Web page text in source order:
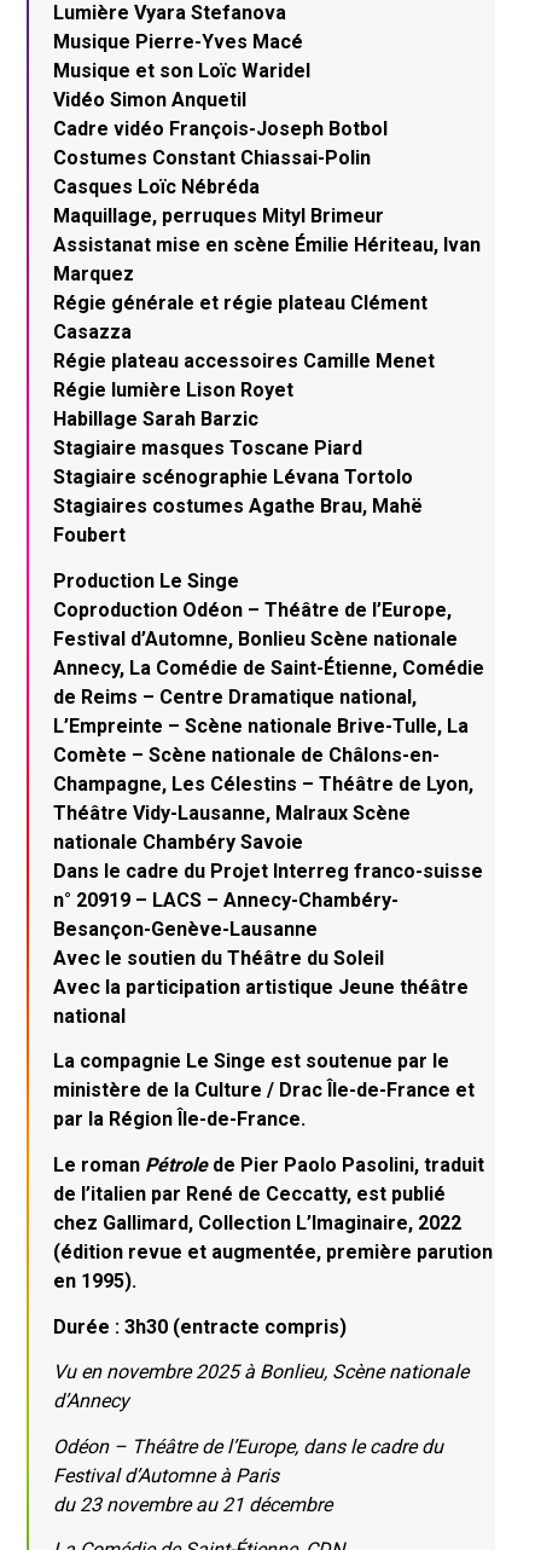
Lumière Vyara Stefanova
Musique Pierre-Yves Macé
Musique et son Loïc Waridel
Vidéo Simon Anquetil
Cadre vidéo François-Joseph Botbol
Costumes Constant Chiassai-Polin
Casques Loïc Nébréda
Maquillage, perruques Mityl Brimeur
Assistanat mise en scène Émilie Hériteau, Ivan
Marquez
Régie générale et régie plateau Clément
Casazza
Régie plateau accessoires Camille Menet
Régie lumière Lison Royet
Habillage Sarah Barzic
Stagiaire masques Toscane Piard
Stagiaire scénographie Lévana Tortolo
Stagiaires costumes Agathe Brau, Mahë
Foubert
Production Le Singe
Coproduction Odéon – Théâtre de l’Europe,
Festival d’Automne, Bonlieu Scène nationale
Annecy, La Comédie de Saint-Étienne, Comédie
de Reims – Centre Dramatique national,
L’Empreinte – Scène nationale Brive-Tulle, La
Comète – Scène nationale de Châlons-en-
Champagne, Les Célestins – Théâtre de Lyon,
Théâtre Vidy-Lausanne, Malraux Scène
nationale Chambéry Savoie
Dans le cadre du Projet Interreg franco-suisse
n° 20919 – LACS – Annecy-Chambéry-
Besançon-Genève-Lausanne
Avec le soutien du Théâtre du Soleil
Avec la participation artistique Jeune théâtre
national
La compagnie Le Singe est soutenue par le
ministère de la Culture / Drac Île-de-France et
par la Région Île-de-France.
Le roman Pétrolede Pier Paolo Pasolini, traduit
de l’italien par René de Ceccatty, est publié
chez Gallimard, Collection L’Imaginaire, 2022
(édition revue et augmentée, première parution
en 1995).
Durée : 3h30 (entracte compris)
Vu en novembre 2025 à Bonlieu, Scène nationale
d’Annecy
Odéon – Théâtre de l’Europe, dans le cadre du
Festival d’Automne à Paris
du 23 novembre au 21 décembre